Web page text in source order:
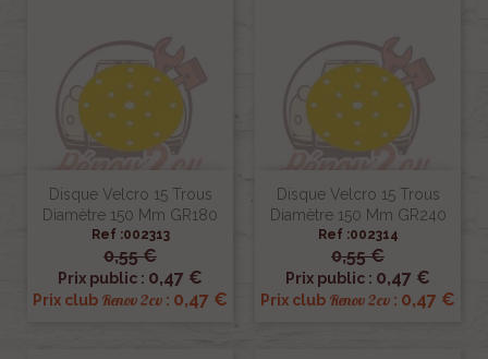
Disque Velcro 15 Trous
Diamètre 150 Mm GR180
Ref :002313
0,55 €
Prix public : 0,47 €
Prix club Renov 2cv : 0,47 €
Disque Velcro 15 Trous
Diamètre 150 Mm GR240
Ref :002314
0,55 €
Prix public : 0,47 €
Prix club Renov 2cv : 0,47 €